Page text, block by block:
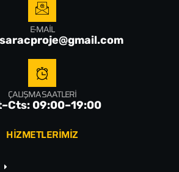
E-MAIL
ÇALIŞMA SAATLERI
09:00–19:00
HİZMETLERİMİZ